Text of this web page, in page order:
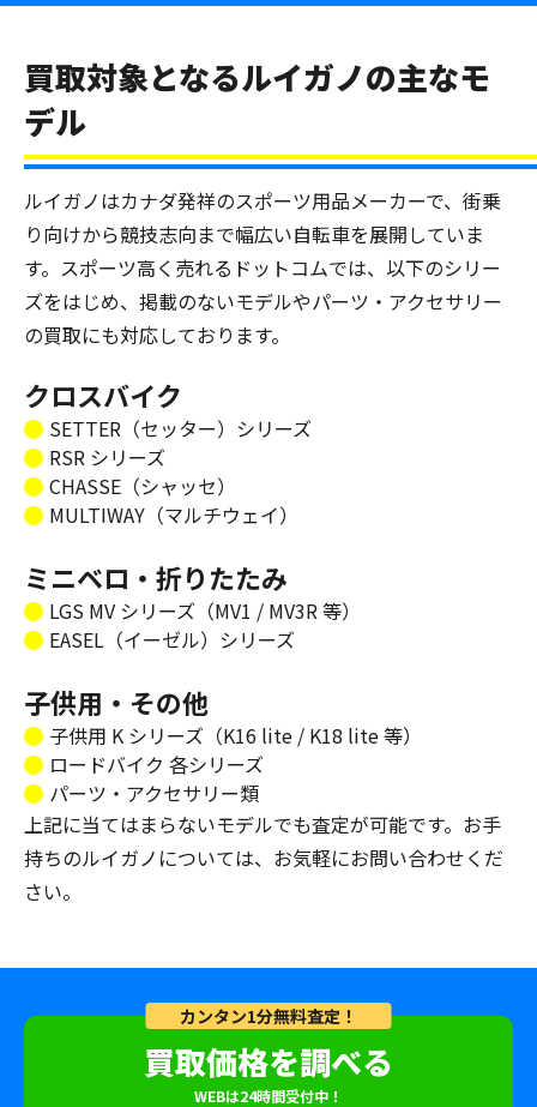
買取対象となるルイガノの主なモ
デル
ルイガノはカナダ発祥のスポーツ用品メーカーで、街乗
り向けから競技志向まで幅広い自転車を展開していま
す。スポーツ高く売れるドットコムでは、以下のシリー
ズをはじめ、掲載のないモデルやパーツ・アクセサリー
の買取にも対応しております。
クロスバイク
SETTER（セッター）シリーズ
RSR シリーズ
CHASSE（シャッセ）
MULTIWAY（マルチウェイ）
ミニベロ・折りたたみ
LGS MV シリーズ（MV1 / MV3R 等）
EASEL（イーゼル）シリーズ
子供用・その他
子供用 K シリーズ（K16 lite / K18 lite 等）
ロードバイク 各シリーズ
パーツ・アクセサリー類
上記に当てはまらないモデルでも査定が可能です。お手
持ちのルイガノについては、お気軽にお問い合わせくだ
さい。
カンタン1分無料査定！
買取価格を調べる
WEBは24時間受付中！